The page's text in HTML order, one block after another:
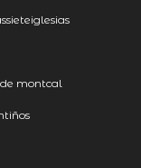
montcal